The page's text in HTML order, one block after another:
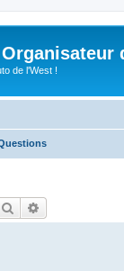
de l'West !
Rechercher